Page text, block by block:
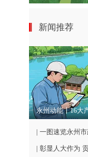
新闻推荐
永州动能丨16大
| 一图速览永州
| 彰显人大作为